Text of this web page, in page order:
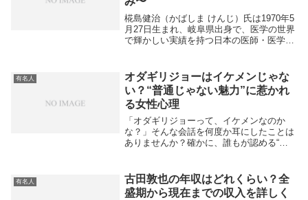
椛島健治（かばしま けんじ）氏は1970年5
月27日生まれ、岐阜県出身で、医学の世界
で輝かしい実績を持つ日本の医師・医学者
り、特にアトピー性皮膚炎の治療薬開発で
世界的...
有名人
オダギリジョーはイケメンじゃな
い？“普通じゃない魅力”に惹かれ
る女性心理
「オダギリジョーって、イケメンなのか
な？」そんな会話を何度か耳にしたことは
ありませんか？確かに、誰もが認める“王
る」と言ってしまう。この不思議な魅力、
恋愛心理に置き換...
有名人
古田敦也の年収はどれくらい？全
盛期から現在までの収入を詳しく